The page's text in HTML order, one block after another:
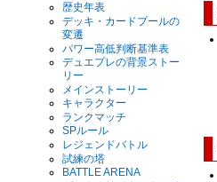
歴史年表
デッキ・カードプールの
変遷
パワー高低判断基準表
デュエプレの背景ストー
リー
メインストーリー
キャラクター
ランクマッチ
SPルール
レジェンドバトル
試練の塔
BATTLE ARENA